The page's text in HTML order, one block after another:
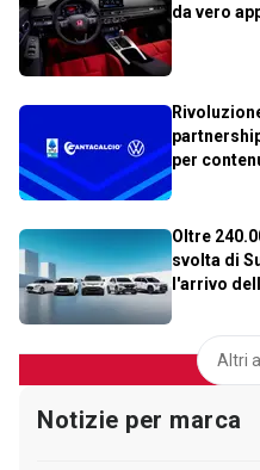
da vero
per
Oltre
svolta di
l'arrivo
Altri
Notizie per marca